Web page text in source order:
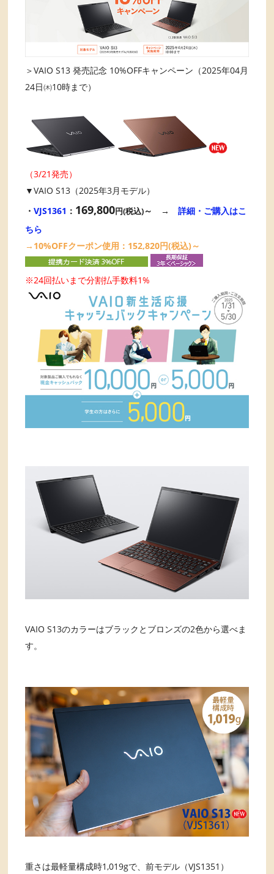
＞VAIO S13 発売記念 10%OFFキャンペーン（2025年04月
24日㈭10時まで）
（3/21発売）
▼VAIO S13（2025年3月モデル）
・VJS1361 ： 169,800円(税込)～ →詳細・ご購入はこ
ちら
→10%OFFクーポン使用：152,820円(税込)～
※24回払いまで分割払手数料1%
VAIO S13のカラーはブラックとブロンズの2色から選べま
す。
重さは最軽量構成時1,019gで、前モデル（VJS1351）